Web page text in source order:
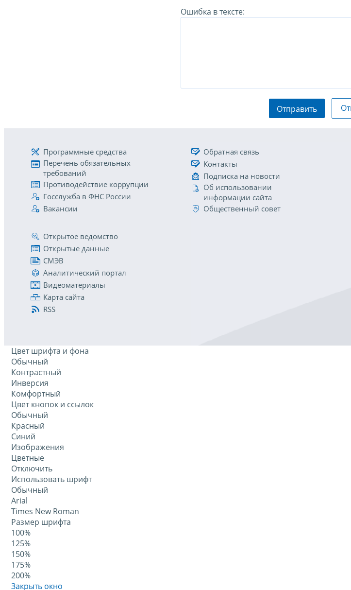
Ошибка в тексте:
Отправить
Программные средства
Перечень обязательных
требований
Противодействие коррупции
Госслужба в ФНС России
Вакансии
Обратная связь
Контакты
Подписка на новости
Об использовании
информации сайта
Общественный совет
Открытое ведомство
Открытые данные
СМЭВ
Аналитический портал
Видеоматериалы
Карта сайта
RSS
Цвет шрифта и фона
Обычный
Контрастный
Инверсия
Комфортный
Цвет кнопок и ссылок
Обычный
Красный
Синий
Изображения
Цветные
Отключить
Использовать шрифт
Обычный
Arial
Times New Roman
Размер шрифта
100%
125%
150%
175%
200%
Закрыть окно